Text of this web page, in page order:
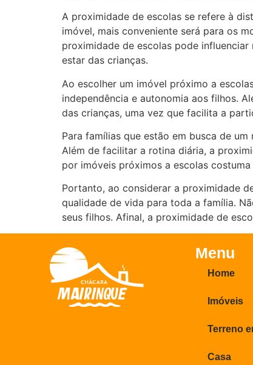
A proximidade de escolas se refere à
imóvel, mais conveniente será para os
proximidade de escolas pode
estar das crianças.
Ao escolher um imóvel próximo a
independência e autonomia aos filhos.
das crianças, uma vez que facilita a
Para famílias que estão em busca de
Além de facilitar a rotina diária, a
por imóveis próximos a escolas costuma
Portanto, ao considerar a proximidade
qualidade de vida para toda a família.
seus filhos. Afinal, a proximidade de
Menu
Home
Imóveis
Terreno
Casa